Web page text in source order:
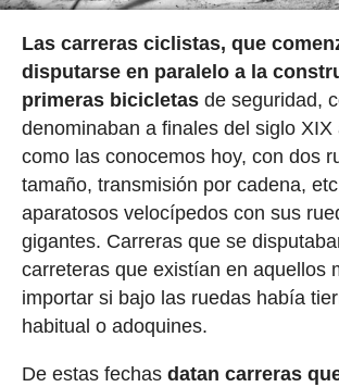
Las carreras ciclistas, que
disputarse en paralelo a la
primeras bicicletasde seguridad,
denominaban a finales del siglo XIX
como las conocemos hoy, con dos
tamaño, transmisión por cadena,
aparatosos velocípedos con sus
gigantes. Carreras que se
carreteras que existían en aquellos
importar si bajo las ruedas había
habitual o adoquines.
De estas fechas datan carreras